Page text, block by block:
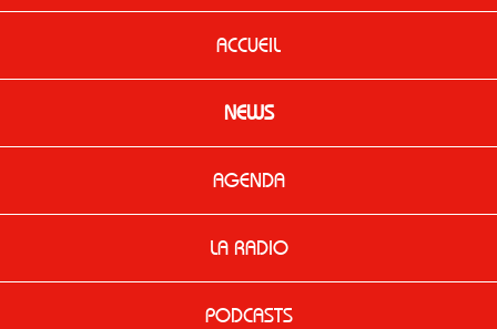
ACCUEIL
NEWS
AGENDA
LA RADIO
PODCASTS